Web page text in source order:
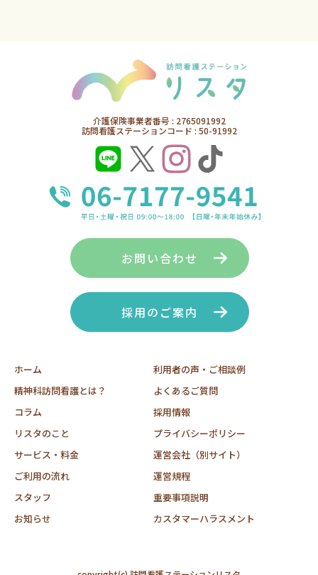
介護保険事業者番号 : 2765091992
訪問看護ステーションコード : 50-91992
ホーム
精神科訪問看護とは？
コラム
リスタのこと
サービス・料金
ご利用の流れ
スタッフ
お知らせ
利用者の声・ご相談例
よくあるご質問
採用情報
プライバシーポリシー
運営会社（別サイト）
運営規程
重要事項説明
カスタマーハラスメント
お問い合わせ
採用のご案内